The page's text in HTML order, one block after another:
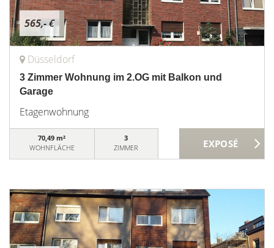
565,- €
Düsseldorf
3 Zimmer Wohnung im 2.OG mit Balkon und
Garage
Etagenwohnung
70,49 m²
WOHNFLÄCHE
3
ZIMMER